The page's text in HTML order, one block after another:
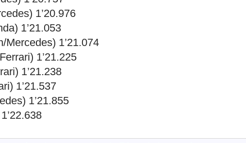
1’20.976
1’21.053
1’21.074
1’21.225
1’21.238
1’21.537
1’21.855